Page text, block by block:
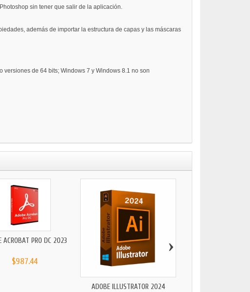
sin tener que salir de la aplicación.
además de importar la estructura de capas y las máscaras
de 64 bits; Windows 7 y Windows 8.1 no son
ACROBAT PRO DC 2023
$987.44
ADOBE ILLUSTRATOR 2024
›